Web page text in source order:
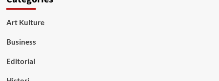
Art Kulture
Business
Editorial